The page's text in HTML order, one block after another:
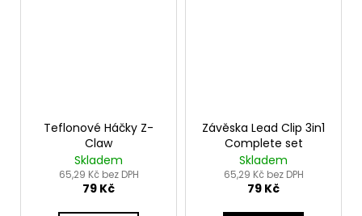
Teflonové Háčky Z-
Claw
Skladem
65,29 Kč bez DPH
79 Kč
Závěska Lead Clip 3in1
Complete set
Skladem
65,29 Kč bez DPH
79 Kč